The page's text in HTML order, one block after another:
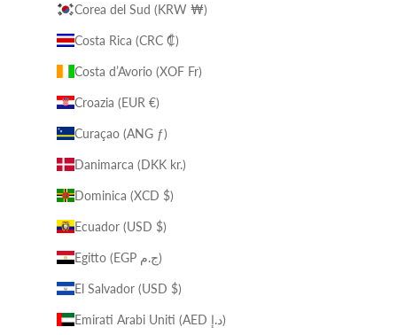
Corea del Sud (KRW ₩)
Costa Rica (CRC ₡)
Costa d’Avorio (XOF Fr)
Croazia (EUR €)
Curaçao (ANG ƒ)
Danimarca (DKK kr.)
Dominica (XCD $)
Ecuador (USD $)
Egitto (EGP ج.م)
El Salvador (USD $)
Emirati Arabi Uniti (AED د.إ)